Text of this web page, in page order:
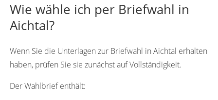
Wie wähle ich per Briefwahl in
Aichtal?
Wenn Sie die Unterlagen zur Briefwahl in Aichtal erhalten
haben, prüfen Sie sie zunächst auf Vollständigkeit.
Der Wahlbrief enthält: